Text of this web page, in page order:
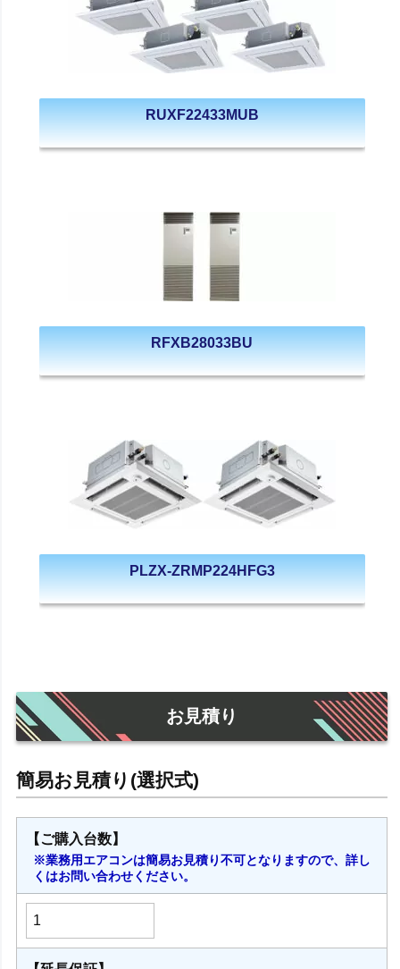
RUXF22433MUB
RFXB28033BU
PLZX-ZRMP224HFG3
お見積り
【ご購入台数】
※業務用エアコンは簡易お見積り不可となりますので、詳し
くはお問い合わせください。